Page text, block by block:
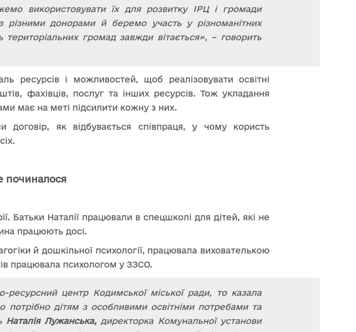
використовувати їх для розвитку ІРЦ і громади
донорами й беремо участь у різноманітних
громад завжди вітається», – говорить
ресурсів і можливостей, щоб реалізовувати освітні
фахівців, послуг та інших ресурсів. Тож укладання
має на меті підсилити кожну з них.
як відбувається співпраця, у чому користь
починалося
Батьки Наталії працювали в спецшколі для дітей, які не
працюють досі.
й дошкільної психології, працювала вихователькою
працювала психологом у ЗЗСО.
ресурсний центр Кодимської міської ради, то казала
дітям з особливими освітніми потребами та
Наталія Лужанська, директорка Комунальної установи